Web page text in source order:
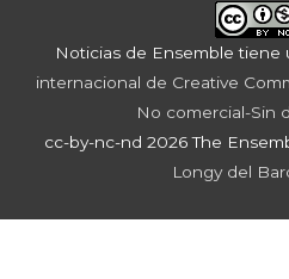
Noticias de Ensemble tiene
internacional de Creative
No comercial-Sin
cc-by-nc-nd 2026 The
Longy del